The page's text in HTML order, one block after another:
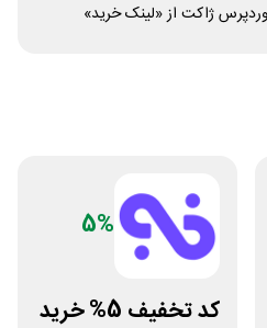
ژاکت از «لینک خرید»
5%
کد تخفیف 5% خرید